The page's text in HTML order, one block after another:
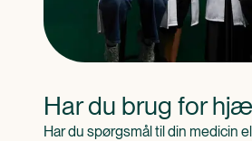
Har du brug for
Har du spørgsmål til din medicin